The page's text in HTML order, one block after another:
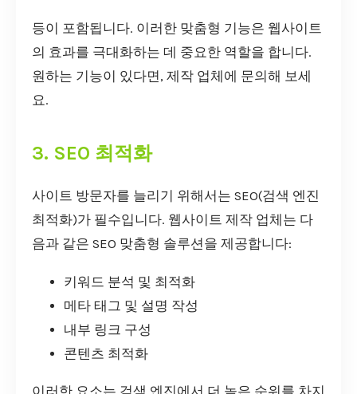
등이 포함됩니다. 이러한 맞춤형 기능은 웹사이트
의 효과를 극대화하는 데 중요한 역할을 합니다.
원하는 기능이 있다면, 제작 업체에 문의해 보세
요.
3. SEO 최적화
사이트 방문자를 늘리기 위해서는 SEO(검색 엔진
최적화)가 필수입니다. 웹사이트 제작 업체는 다
음과 같은 SEO 맞춤형 솔루션을 제공합니다:
키워드 분석 및 최적화
메타 태그 및 설명 작성
내부 링크 구성
콘텐츠 최적화